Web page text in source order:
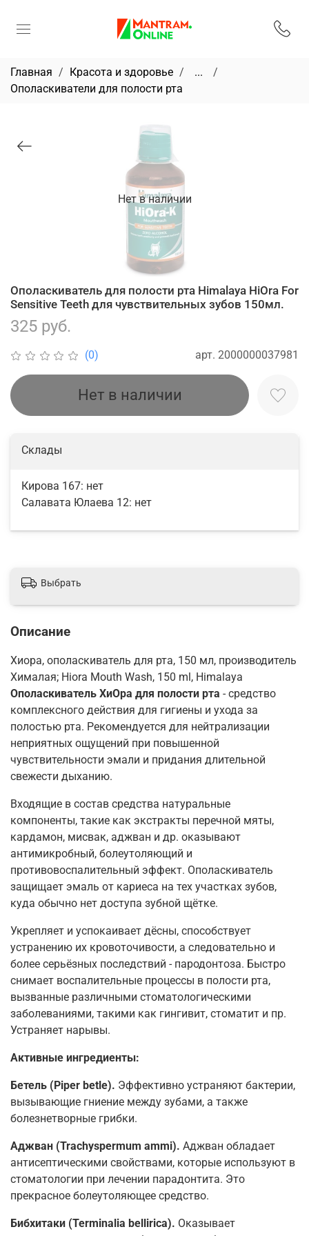
Главная Красота и здоровье
...
Ополаскиватели для полости рта
Нет в наличии
(0) арт. 2000000037981
Ополаскиватель для полости рта Himalaya HiOra For
Sensitive Teeth для чувствительных зубов 150мл.
325 руб.
Нет в наличии
Склады
Кирова 167: нет
Салавата Юлаева 12: нет
Выбрать
Описание
Хиора, ополаскиватель для рта, 150 мл, производитель
Хималая; Hiora Mouth Wash, 150 ml, Himalaya
Ополаскиватель ХиОра для полости рта - средство
комплексного действия для гигиены и ухода за
полостью рта. Рекомендуется для нейтрализации
неприятных ощущений при повышенной
чувствительности эмали и придания длительной
свежести дыханию.
Входящие в состав средства натуральные
компоненты, такие как экстракты перечной мяты,
кардамон, мисвак, аджван и др. оказывают
антимикробный, болеутоляющий и
противовоспалительный эффект. Ополаскиватель
защищает эмаль от кариеса на тех участках зубов,
куда обычно нет доступа зубной щётке.
Укрепляет и успокаивает дёсны, способствует
устранению их кровоточивости, а следовательно и
более серьёзных последствий - пародонтоза. Быстро
снимает воспалительные процессы в полости рта,
вызванные различными стоматологическими
заболеваниями, такими как гингивит, стоматит и пр.
Устраняет нарывы.
Активные ингредиенты:
Бетель (Piper betle). Эффективно устраняют бактерии,
вызывающие гниение между зубами, а также
болезнетворные грибки.
Аджван (Trachyspermum ammi). Аджван обладает
антисептическими свойствами, которые используют в
стоматологии при лечении парадонтита. Это
прекрасное болеутоляющее средство.
Бибхитаки (Terminalia bellirica). Оказывает